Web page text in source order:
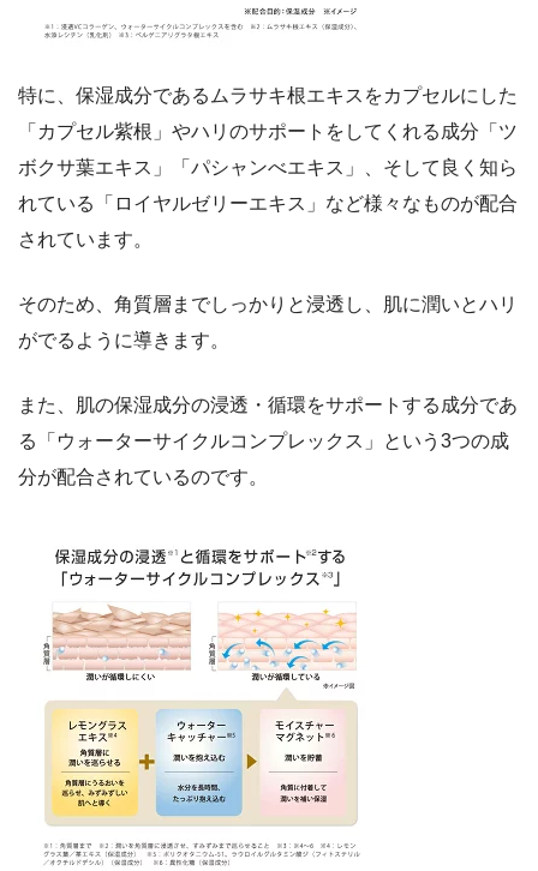
特に、保湿成分であるムラサキ根エキスをカプセルにした
「カプセル紫根」やハリのサポートをしてくれる成分「ツ
ボクサ葉エキス」「パシャンべエキス」、そして良く知ら
れている「ロイヤルゼリーエキス」など様々なものが配合
されています。
そのため、角質層までしっかりと浸透し、肌に潤いとハリ
がでるように導きます。
また、肌の保湿成分の浸透・循環をサポートする成分であ
る「ウォーターサイクルコンプレックス」という3つの成
分が配合されているのです。